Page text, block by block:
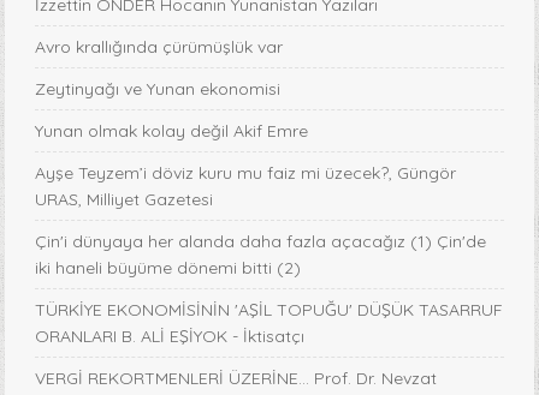
İzzettin ÖNDER Hocanın Yunanistan Yazıları
Avro krallığında çürümüşlük var
Zeytinyağı ve Yunan ekonomisi
Yunan olmak kolay değil Akif Emre
Ayşe Teyzem’i döviz kuru mu faiz mi üzecek?, Güngör
URAS, Milliyet Gazetesi
Çin'i dünyaya her alanda daha fazla açacağız (1) Çin'de
iki haneli büyüme dönemi bitti (2)
TÜRKİYE EKONOMİSİNİN 'AŞİL TOPUĞU' DÜŞÜK TASARRUF
ORANLARI B. ALİ EŞİYOK - İktisatçı
VERGİ REKORTMENLERİ ÜZERİNE… Prof. Dr. Nevzat